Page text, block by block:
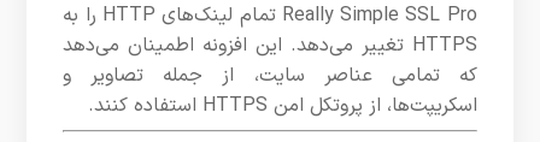
Really Simple SSL Pro تمام لینک‌های HTTP را به
HTTPS تغییر می‌دهد. این افزونه اطمینان می‌دهد
که تمامی عناصر سایت، از جمله تصاویر و
اسکریپت‌ها، از پروتکل امن HTTPS استفاده کنند.